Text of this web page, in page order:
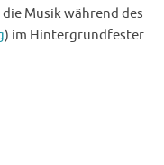
Musik während des
) im Hintergrundfester